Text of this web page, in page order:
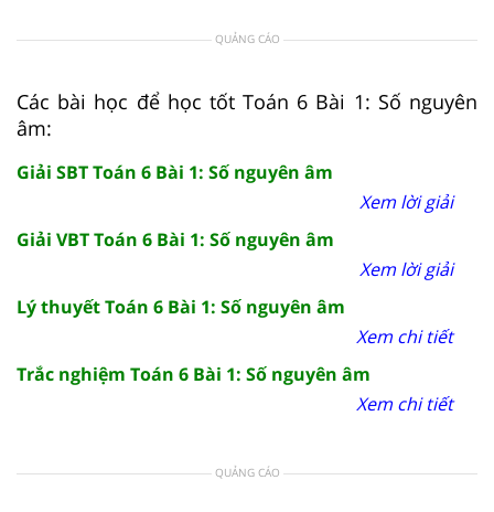
QUẢNG CÁO
Các bài học để học tốt Toán 6 Bài 1: Số nguyên
âm:
Giải SBT Toán 6 Bài 1: Số nguyên âm
Xem lời giải
Giải VBT Toán 6 Bài 1: Số nguyên âm
Xem lời giải
Lý thuyết Toán 6 Bài 1: Số nguyên âm
Xem chi tiết
Trắc nghiệm Toán 6 Bài 1: Số nguyên âm
Xem chi tiết
QUẢNG CÁO